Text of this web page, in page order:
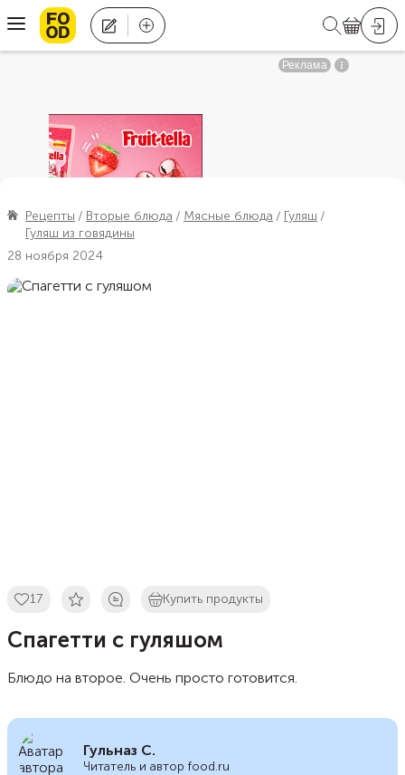
Рецепты Вторые блюда Мясные блюда
Гуляш
Гуляш из говядины
28 ноября 2024
17 Купить продукты
Спагетти с гуляшом
Блюдо на второе. Очень просто готовится.
Гульназ С.
Читатель и автор food.ru